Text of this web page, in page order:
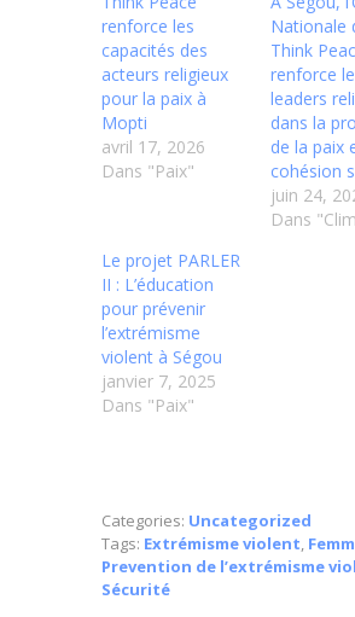
renforce les
capacités des
acteurs religieux
pour la paix à
Mopti
avril 17, 2026
Dans "Paix"
Nationale
Think
renforce
leaders
dans la
de la paix
cohésion
juin 24,
Dans
Le projet PARLER
II : L’éducation
pour prévenir
l’extrémisme
violent à Ségou
janvier 7, 2025
Dans "Paix"
Categories: Uncategorized
Tags: Extrémisme violent,
Prevention de l’extrémisme
Sécurité